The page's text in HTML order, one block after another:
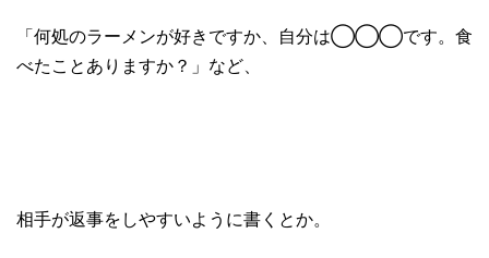
「何処のラーメンが好きですか、自分は◯◯◯です。食
べたことありますか？」など、
相手が返事をしやすいように書くとか。